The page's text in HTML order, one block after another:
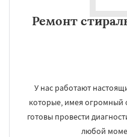
Ремонт
У нас работают
которые, имея
готовы провести
любой